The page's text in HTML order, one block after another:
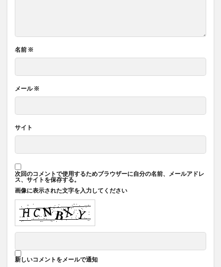
名前 ※
メール※
サイト
次回のコメントで使用するためブラウザーに自分の名前、メールアドレ
ス、サイトを保存する。
画像に表示された文字を入力してください
新しいコメントをメールで通知